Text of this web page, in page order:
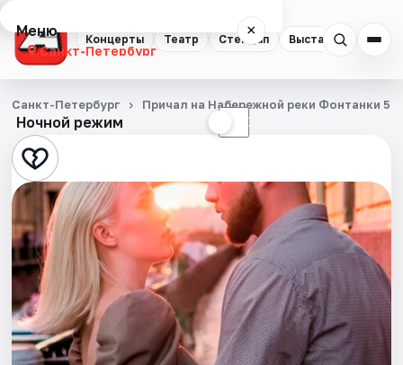
Концерты Театр Стендап Выставки
Меню ×
Санкт-Петербург
Концерты
Театр
Стендап
Выставки
Квесты
Экскурсии
Спорт
Ночной режим ☾
Санкт-Петербург Причал на Набережной реки Фонтанки 53